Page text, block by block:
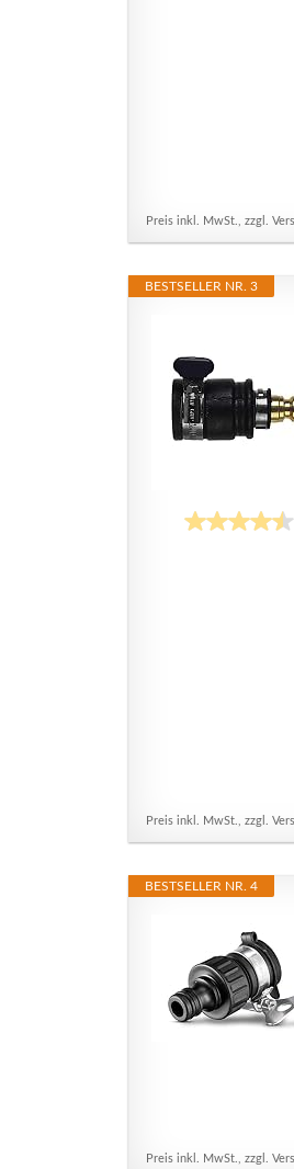
Preis inkl. MwSt., zzgl.
BESTSELLER NR. 3
Preis inkl. MwSt., zzgl.
BESTSELLER NR. 4
Preis inkl. MwSt., zzgl.